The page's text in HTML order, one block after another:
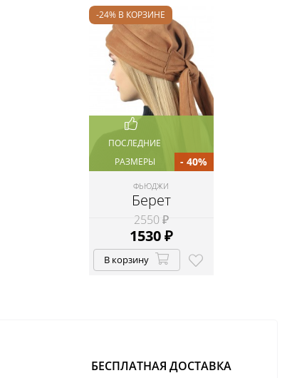
-24% В КОРЗИНЕ
ПОСЛЕДНИЕ
РАЗМЕРЫ
ФЬЮДЖИ
Берет
2550 ₽
1530₽
- 40%
В корзину
БЕСПЛАТНАЯ ДОСТАВКА